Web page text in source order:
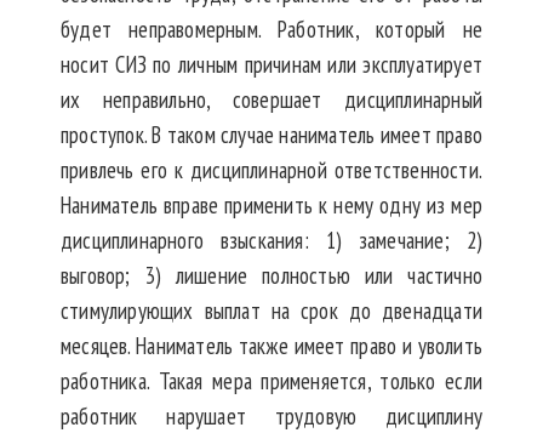
будет неправомерным. Работник, который не
носит СИЗ по личным причинам или эксплуатирует
их неправильно, совершает дисциплинарный
проступок. В таком случае наниматель имеет право
привлечь его к дисциплинарной ответственности.
Наниматель вправе применить к нему одну из мер
дисциплинарного взыскания: 1) замечание; 2)
выговор; 3) лишение полностью или частично
стимулирующих выплат на срок до двенадцати
месяцев. Наниматель также имеет право и уволить
работника. Такая мера применяется, только если
работник нарушает трудовую дисциплину